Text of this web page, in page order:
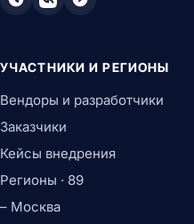
УЧАСТНИКИ И РЕГИОНЫ
Вендоры и разработчики
Заказчики
Кейсы внедрения
Регионы · 89
– Москва